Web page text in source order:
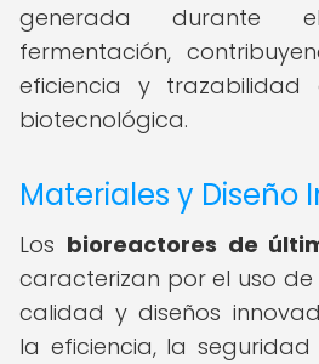
generada durante
fermentación,
eficiencia y
biotecnológica.
Materiales y Diseño
Los bioreactores de
caracterizan por el uso
calidad y diseños
la eficiencia, la